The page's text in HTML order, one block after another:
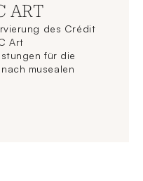
ART
des Crédit
Art
für die
musealen